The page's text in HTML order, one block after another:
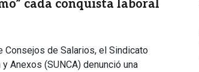
cada conquista laboral
Consejos de Salarios, el Sindicato
Anexos (SUNCA) denunció una